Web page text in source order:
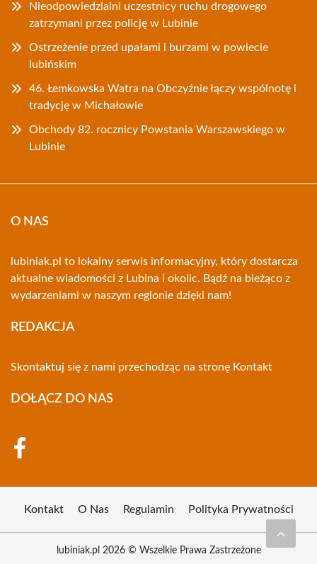
Nieodpowiedzialni uczestnicy ruchu drogowego
zatrzymani przez policję w Lubinie
Ostrzeżenie przed upałami i burzami w powiecie
lubińskim
46. Łemkowska Watra na Obczyźnie łączy wspólnotę i
tradycję w Michałowie
Obchody 82. rocznicy Powstania Warszawskiego w
Lubinie
O NAS
lubiniak.pl to lokalny serwis informacyjny, który dostarcza
aktualne wiadomości z Lubina i okolic. Bądź na bieżąco z
wydarzeniami w naszym regionie dzięki nam!
REDAKCJA
Skontaktuj się z nami przechodząc na stronę Kontakt
DOŁĄCZ DO NAS
Kontakt O Nas Regulamin Polityka Prywatności
lubiniak.pl 2026 © Wszelkie Prawa Zastrzeżone